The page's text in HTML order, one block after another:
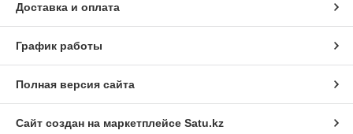
Доставка и оплата
График работы
Полная версия сайта
Сайт создан на маркетплейсе Satu.kz